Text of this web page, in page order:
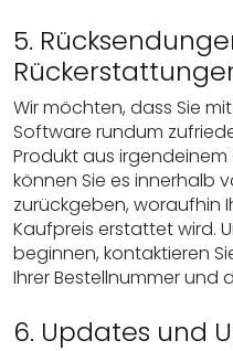
5.
Wir möchten, dass Sie
Software rundum
Produkt aus
können Sie es innerhalb
zurückgeben, woraufhin
Kaufpreis erstattet wird.
beginnen, kontaktieren
Ihrer Bestellnummer und
6. Updates und